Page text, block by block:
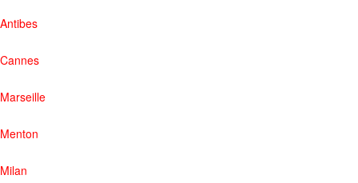
Antibes
Cannes
Marseille
Menton
Milan